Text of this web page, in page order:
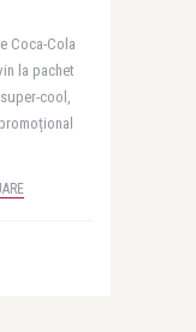
Coca-Cola
la pachet
cool,